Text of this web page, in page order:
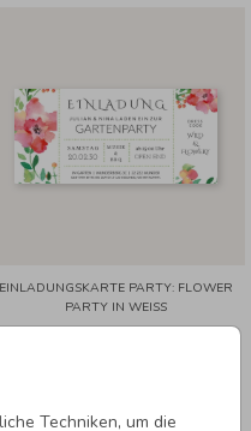
Techniken, um die
EINLADUNGSKARTE PARTY: FLOWER
PARTY IN WEISS